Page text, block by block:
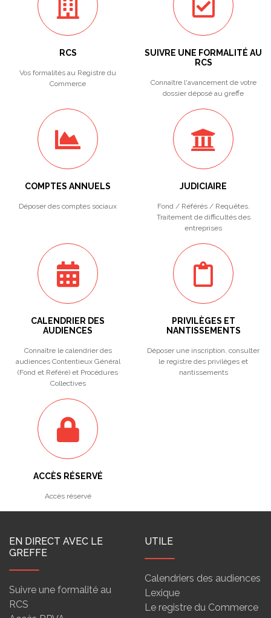
RCS
Vos formalités au Registre du
Commerce
SUIVRE UNE FORMALITÉ AU
RCS
Connaître l'avancement de votre
dossier déposé au greffe
COMPTES ANNUELS
Déposer des comptes sociaux
JUDICIAIRE
Fond / Référés / Requêtes.
Traitement de difficultés des
entreprises
CALENDRIER DES
AUDIENCES
Connaître le calendrier des
audiences Contentieux Général
(Fond et Référé) et Procédures
Collectives
PRIVILÈGES ET
NANTISSEMENTS
Déposer une inscription, consulter
le registre des privilèges et
nantissements
ACCÈS RÉSERVÉ
Accès réservé
EN DIRECT AVEC LE
GREFFE
Suivre une formalité au
RCS
UTILE
Calendriers des audiences
Lexique
Le registre du Commerce